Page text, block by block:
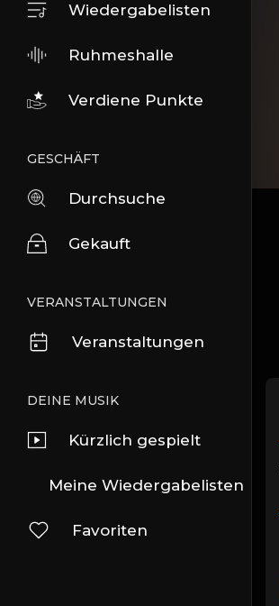
Wiedergabelisten
Ruhmeshalle
Verdiene Punkte
GESCHÄFT
Durchsuche
Gekauft
VERANSTALTUNGEN
Veranstaltungen
DEINE MUSIK
Kürzlich gespielt
Meine Wiedergabelisten
Favoriten